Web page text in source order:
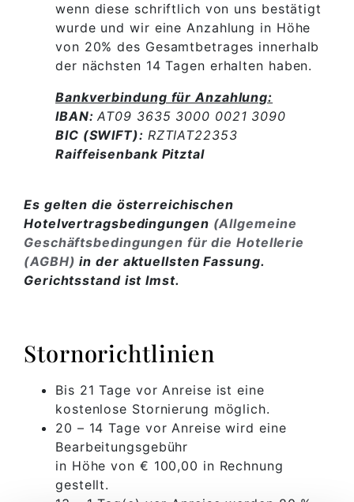
wenn diese schriftlich von uns bestätigt
wurde und wir eine Anzahlung in Höhe
von 20% des Gesamtbetrages innerhalb
der nächsten 14 Tagen erhalten haben.
Bankverbindung für Anzahlung:
IBAN:AT09 3635 3000 0021 3090
BIC (SWIFT): RZTIAT22353
Raiffeisenbank Pitztal
Es gelten die österreichischen
Hotelvertragsbedingungen (Allgemeine
Geschäftsbedingungen für die Hotellerie
(AGBH)in der aktuellsten Fassung.
Gerichtsstand ist Imst.
Stornorichtlinien
Bis 21 Tage vor Anreise ist eine
kostenlose Stornierung möglich.
20 – 14 Tage vor Anreise wird eine
Bearbeitungsgebühr
in Höhe von € 100,00 in Rechnung
gestellt.